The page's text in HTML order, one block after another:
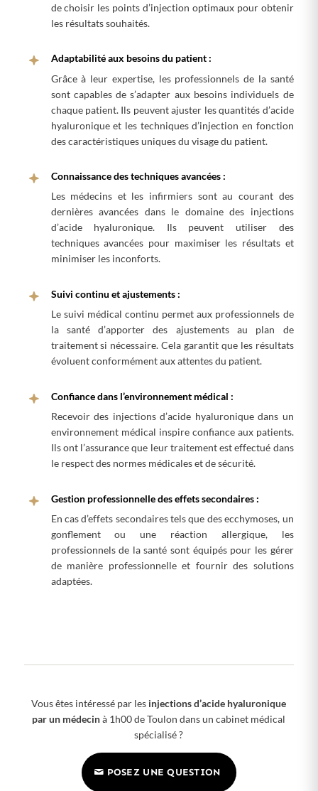
de choisir les points d’injection optimaux pour obtenir
les résultats souhaités.
Adaptabilité aux besoins du patient :
Grâce à leur expertise, les professionnels de la santé
sont capables de s’adapter aux besoins individuels de
chaque patient. Ils peuvent ajuster les quantités d’acide
hyaluronique et les techniques d’injection en fonction
des caractéristiques uniques du visage du patient.
Connaissance des techniques avancées :
Les médecins et les infirmiers sont au courant des
dernières avancées dans le domaine des injections
d’acide hyaluronique. Ils peuvent utiliser des
techniques avancées pour maximiser les résultats et
minimiser les inconforts.
Suivi continu et ajustements :
Le suivi médical continu permet aux professionnels de
la santé d’apporter des ajustements au plan de
traitement si nécessaire. Cela garantit que les résultats
évoluent conformément aux attentes du patient.
Confiance dans l’environnement médical :
Recevoir des injections d’acide hyaluronique dans un
environnement médical inspire confiance aux patients.
Ils ont l’assurance que leur traitement est effectué dans
le respect des normes médicales et de sécurité.
Gestion professionnelle des effets secondaires :
En cas d’effets secondaires tels que des ecchymoses, un
gonflement ou une réaction allergique, les
professionnels de la santé sont équipés pour les gérer
de manière professionnelle et fournir des solutions
adaptées.
Vous êtes intéressé par les injections d’acide hyaluronique
par un médecinà 1h00 de Toulon dans un cabinet médical
spécialisé ?
POSEZ UNE QUESTION